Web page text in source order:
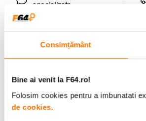
Consimțământ
Bine ai venit la F64.ro!
Folosim cookies pentru a imbunatati
de cookies.
specializata
Comenzi si livrare
Suport
Service si garantii